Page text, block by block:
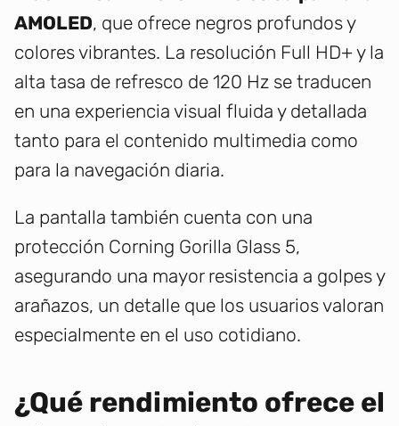
AMOLED, que ofrece negros profundos y
colores vibrantes. La resolución Full HD+ y la
alta tasa de refresco de 120 Hz se traducen
en una experiencia visual fluida y detallada
tanto para el contenido multimedia como
para la navegación diaria.
La pantalla también cuenta con una
protección Corning Gorilla Glass 5,
asegurando una mayor resistencia a golpes y
arañazos, un detalle que los usuarios valoran
especialmente en el uso cotidiano.
¿Qué rendimiento ofrece el